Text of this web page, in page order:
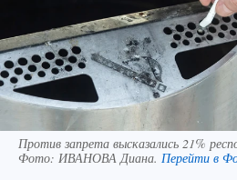
Против запрета высказались 21%
Фото: ИВАНОВА Диана. Перейти в